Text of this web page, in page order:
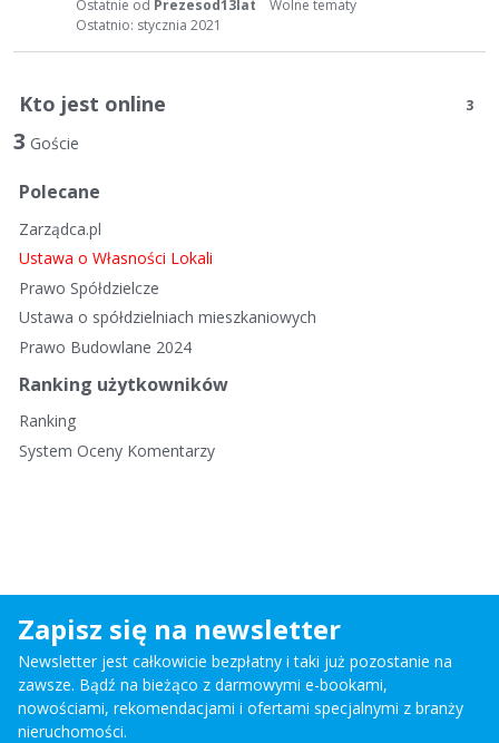
y
n
a
Ostatnie od Prezesod13lat
Ostatnio: stycznia 2021
Wolne tematy
Kto jest online 3
3 Goście
Polecane
Zarządca.pl
Ustawa o Własności Lokali
Prawo Spółdzielcze
Ustawa o spółdzielniach mieszkaniowych
Prawo Budowlane 2024
Ranking użytkowników
Ranking
System Oceny Komentarzy
Zapisz się na newsletter
Newsletter jest całkowicie bezpłatny i taki już pozostanie na
zawsze. Bądź na bieżąco z darmowymi e-bookami,
nowościami, rekomendacjami i ofertami specjalnymi z branży
nieruchomości.